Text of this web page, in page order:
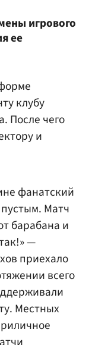
игрового
ее
клубу
После чего
и
фанатский
пустым. Матч
барабана и
—
приехало
всего
Местных